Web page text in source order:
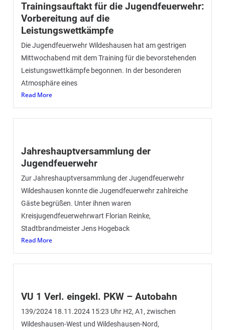
Trainingsauftakt für die Jugendfeuerwehr:
Vorbereitung auf die
Leistungswettkämpfe
Die Jugendfeuerwehr Wildeshausen hat am gestrigen
Mittwochabend mit dem Training für die bevorstehenden
Leistungswettkämpfe begonnen. In der besonderen
Atmosphäre eines
Read More
Jahreshauptversammlung der
Jugendfeuerwehr
Zur Jahreshauptversammlung der Jugendfeuerwehr
Wildeshausen konnte die Jugendfeuerwehr zahlreiche
Gäste begrüßen. Unter ihnen waren
Kreisjugendfeuerwehrwart Florian Reinke,
Stadtbrandmeister Jens Hogeback
Read More
VU 1 Verl. eingekl. PKW – Autobahn
139/2024 18.11.2024 15:23 Uhr H2, A1, zwischen
Wildeshausen-West und Wildeshausen-Nord,